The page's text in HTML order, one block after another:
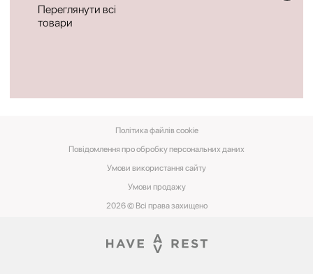
Переглянути всі
товари
2026 © Всі права захищено
Повідомлення про обробку персональних даних
Умови використання сайту
Умови‌ ‌продажу‌
Політика файлів cookie